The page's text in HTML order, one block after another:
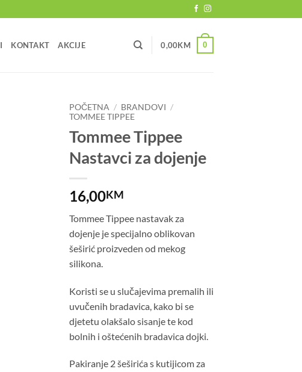
KONTAKT AKCIJE 0,00KM 0
POČETNA / BRANDOVI /
TOMMEE TIPPEE
Tommee Tippee
Nastavci za dojenje
16,00KM
Tommee Tippee nastavak za
dojenje je specijalno oblikovan
šeširić proizveden od mekog
silikona.
Koristi se u slučajevima premalih ili
uvučenih bradavica, kako bi se
djetetu olakšalo sisanje te kod
bolnih i oštećenih bradavica dojki.
Pakiranje 2 šeširića s kutijicom za